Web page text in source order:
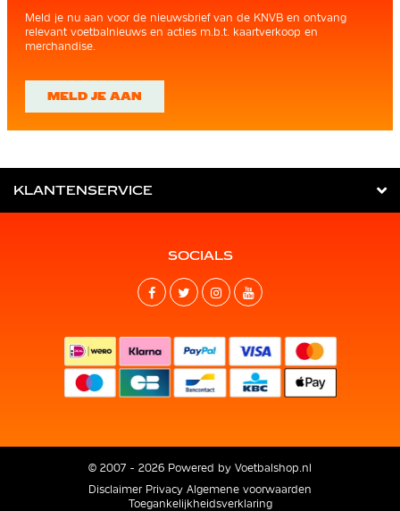
Meld je nu aan voor de nieuwsbrief van de KNVB en ontvang
relevant voetbalnieuws en acties m.b.t. kaartverkoop en
merchandise.
MELD JE AAN
KLANTENSERVICE
SOCIALS
© 2007 - 2026 Powered by Voetbalshop.nl
Disclaimer Privacy Algemene voorwaarden
Toegankelijkheidsverklaring